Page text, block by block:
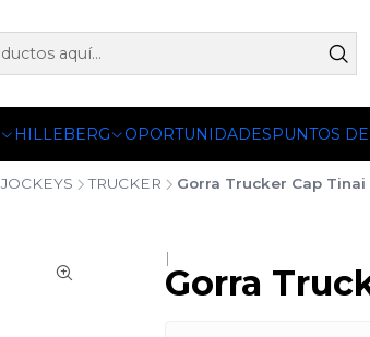
HILLEBERG OPORTUNIDADESPUNTOS
JOCKEYS TRUCKER Gorra Trucker Cap Tinai
|
Gorra